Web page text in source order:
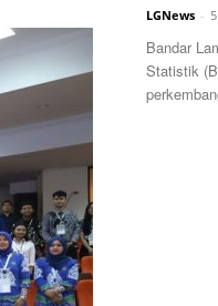
LGNews -
Bandar
Statistik